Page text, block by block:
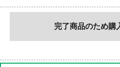
完了商品のため購